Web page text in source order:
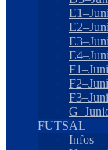
FUTSAL
Infos